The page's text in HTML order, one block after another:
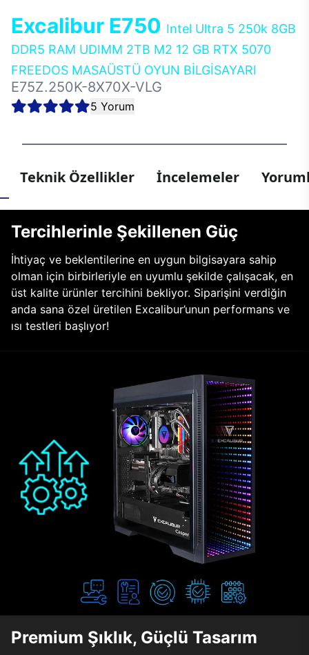
Excalibur E750 Intel Ultra 5 250k 8GB
DDR5 RAM UDIMM 2TB M2 12 GB RTX 5070
FREEDOS MASAÜSTÜ OYUN BİLGİSAYARI
E75Z.250K-8X70X-VLG
5 Yorum
Teknik Özellikler İncelemeler
Tercihlerinle Şekillenen Güç
İhtiyaç ve beklentilerine en uygun bilgisayara sahip
olman için birbirleriyle en uyumlu şekilde çalışacak, en
üst kalite ürünler tercihini bekliyor. Siparişini verdiğin
anda sana özel üretilen Excalibur’unun performans ve
ısı testleri başlıyor!
Premium Şıklık, Güçlü Tasarım